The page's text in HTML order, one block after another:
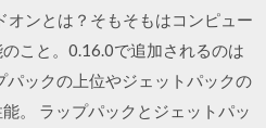
オンとは？そもそもはコンピュー
こと。0.16.0で追加されるのは
ックの上位やジェットパックの
。 ラップパックとジェットパッ